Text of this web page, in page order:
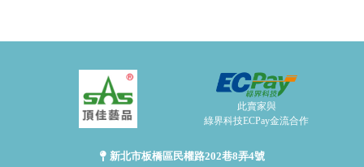
此賣家與
綠界科技ECPay金流合作
新北市板橋區民權路202巷8弄4號